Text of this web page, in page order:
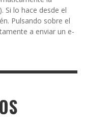
Si lo hace desde el
Pulsando sobre el
a enviar un e-